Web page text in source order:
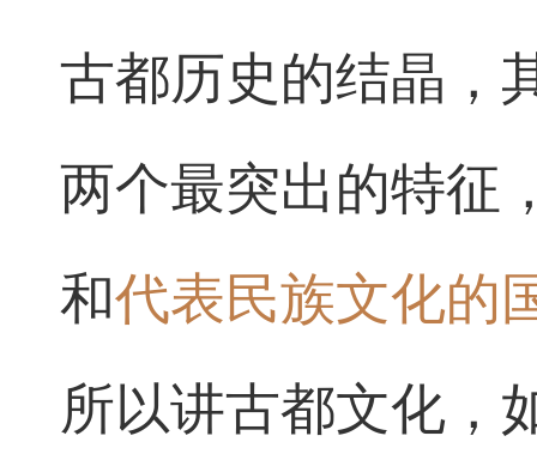
古都历史的结晶，
两个最突出的特征
和代表民族文化的
所以讲古都文化，